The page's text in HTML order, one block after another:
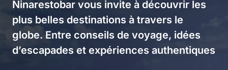
Ninarestobar vous invite à découvrir les
plus belles destinations à travers le
globe. Entre conseils de voyage, idées
d’escapades et expériences authentiques